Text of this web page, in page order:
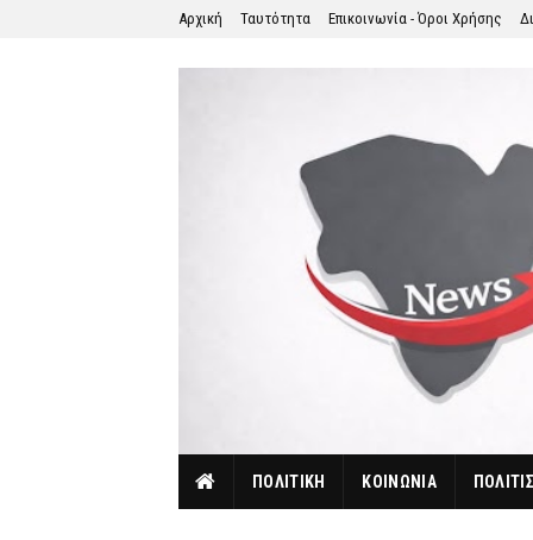
Αρχική Ταυτότητα Επικοινωνία - Όροι Χρήσης
ΠΟΛΙΤΙΚΗ ΚΟΙΝΩΝΙΑ